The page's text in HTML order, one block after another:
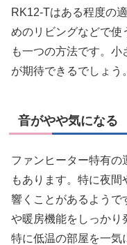
RK12-Tはある程度の
めのリビングなどで使
も一つの方法です。
が期待できるでしょう。
音がやや気になる
ファンヒーター特有の
もあります。特に夜
響くことがあるようで
や暖房機能をしっかり
特に低温の部屋を一気